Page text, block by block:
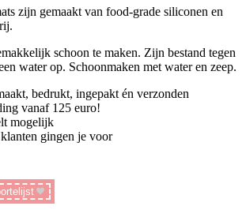
zijn gemaakt van food-grade siliconen en
schoon te maken. Zijn bestand tegen
water op. Schoonmaken met water en zeep.
bedrukt, ingepakt én verzonden
vanaf 125 euro!
mogelijk
gingen je voor